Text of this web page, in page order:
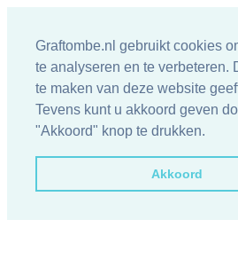
Graftombe.nl gebruikt cookies
te analyseren en te verbeteren.
te maken van deze website
Tevens kunt u akkoord geven
"Akkoord" knop te drukken.
Akkoord